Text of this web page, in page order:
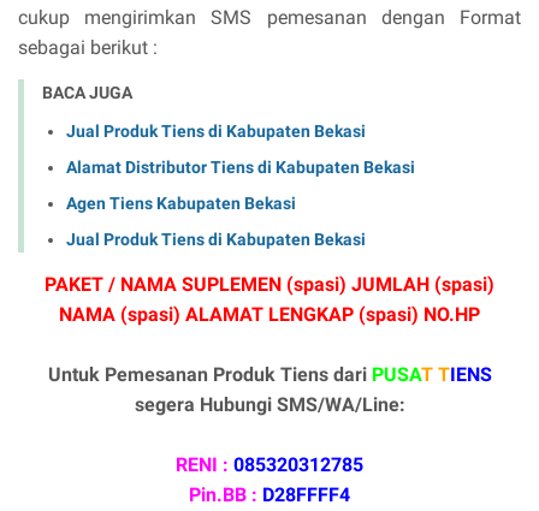
cukup mengirimkan SMS pemesanan dengan Format
sebagai berikut :
BACA JUGA
Jual Produk Tiens di Kabupaten Bekasi
Alamat Distributor Tiens di Kabupaten Bekasi
Agen Tiens Kabupaten Bekasi
Jual Produk Tiens di Kabupaten Bekasi
PAKET / NAMA SUPLEMEN (spasi) JUMLAH (spasi)
NAMA (spasi) ALAMAT LENGKAP (spasi) NO.HP
Untuk Pemesanan Produk Tiens dari PUSAT TIENS
segera Hubungi SMS/WA/Line:
RENI : 085320312785
Pin.BB : D28FFFF4